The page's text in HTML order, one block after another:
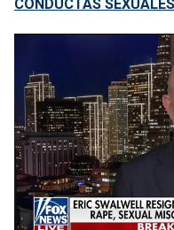
CONDUCTAS